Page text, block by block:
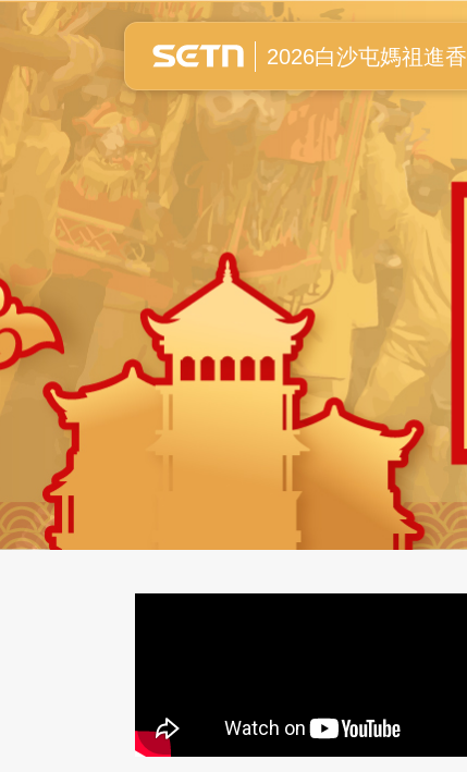
白沙屯媽祖進香全紀錄
2026白沙屯媽祖進香